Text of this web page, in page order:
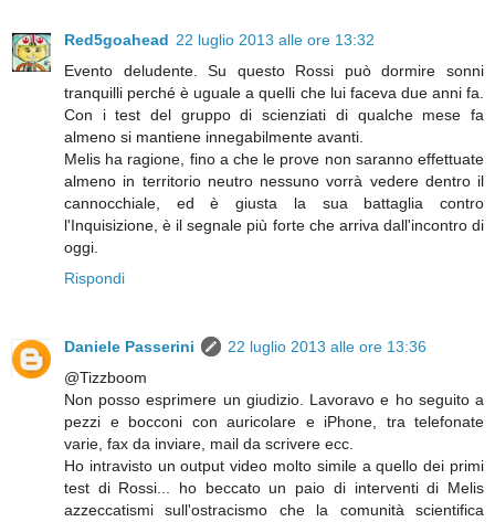
Red5goahead 22 luglio 2013 alle ore 13:32
Evento deludente. Su questo Rossi può dormire sonni
tranquilli perché è uguale a quelli che lui faceva due anni fa.
Con i test del gruppo di scienziati di qualche mese fa
almeno si mantiene innegabilmente avanti.
Melis ha ragione, fino a che le prove non saranno effettuate
almeno in territorio neutro nessuno vorrà vedere dentro il
cannocchiale, ed è giusta la sua battaglia contro
l'Inquisizione, è il segnale più forte che arriva dall'incontro di
oggi.
Rispondi
Daniele Passerini
22 luglio 2013 alle ore 13:36
@Tizzboom
Non posso esprimere un giudizio. Lavoravo e ho seguito a
pezzi e bocconi con auricolare e iPhone, tra telefonate
varie, fax da inviare, mail da scrivere ecc.
Ho intravisto un output video molto simile a quello dei primi
test di Rossi... ho beccato un paio di interventi di Melis
azzeccatismi sull'ostracismo che la comunità scientifica